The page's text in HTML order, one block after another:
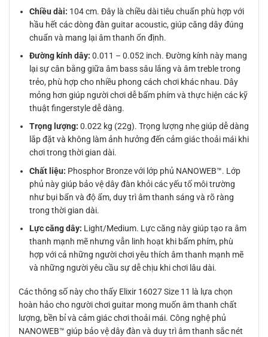
Chiều dài: 104 cm. Đây là chiều dài tiêu chuẩn phù hợp với
hầu hết các dòng đàn guitar acoustic, giúp căng dây đúng
chuẩn và mang lại âm thanh ổn định.
Đường kính dây: 0.011 – 0.052 inch. Đường kính này mang
lại sự cân bằng giữa âm bass sâu lắng và âm treble trong
trẻo, phù hợp cho nhiều phong cách chơi khác nhau. Dây
mỏng hơn giúp người chơi dễ bấm phím và thực hiện các kỹ
thuật fingerstyle dễ dàng.
Trọng lượng: 0.022 kg (22g). Trọng lượng nhẹ giúp dễ dàng
lắp đặt và không làm ảnh hưởng đến cảm giác thoải mái khi
chơi trong thời gian dài.
Chất liệu: Phosphor Bronze với lớp phủ NANOWEB™. Lớp
phủ này giúp bảo vệ dây đàn khỏi các yếu tố môi trường
như bụi bẩn và độ ẩm, duy trì âm thanh sáng và rõ ràng
trong thời gian dài.
Lực căng dây: Light/Medium. Lực căng này giúp tạo ra âm
thanh mạnh mẽ nhưng vẫn linh hoạt khi bấm phím, phù
hợp với cả những người chơi yêu thích âm thanh mạnh mẽ
và những người yêu cầu sự dễ chịu khi chơi lâu dài.
Các thông số này cho thấy Elixir 16027 Size 11 là lựa chọn
hoàn hảo cho người chơi guitar mong muốn âm thanh chất
lượng, bền bỉ và cảm giác chơi thoải mái. Công nghệ phủ
NANOWEB™ giúp bảo vệ dây đàn và duy trì âm thanh sắc nét